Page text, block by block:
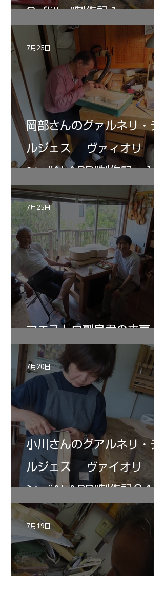
Gofliller”制作記１
岡部さんのグァルネリ・デ
ルジェス ヴァィオリ
ン ”ALARD"制作記 １2
7月25日
マエストロ副島君の来房
7月25日
小川さんのグアルネリ・デ
ルジェス ヴァイオリ
ン ”ALARD"制作記３4
7月20日
7月19日